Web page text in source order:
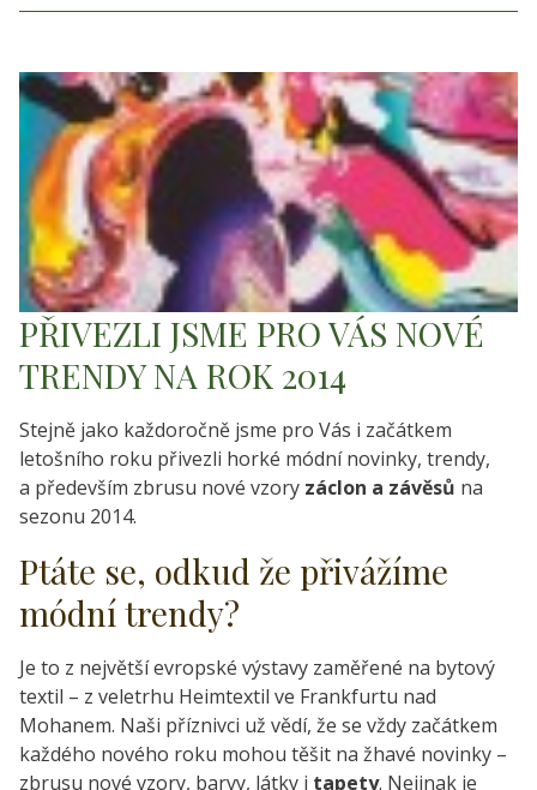
PŘIVEZLI JSME PRO VÁS NOVÉ
TRENDY NA ROK 2014
Stejně jako každoročně jsme pro Vás i začátkem
letošního roku přivezli horké módní novinky, trendy,
a především zbrusu nové vzory záclon a závěsů na
sezonu 2014.
Ptáte se, odkud že přivážíme
módní trendy?
Je to z největší evropské výstavy zaměřené na bytový
textil – z veletrhu Heimtextil ve Frankfurtu nad
Mohanem. Naši příznivci už vědí, že se vždy začátkem
každého nového roku mohou těšit na žhavé novinky –
zbrusu nové vzory, barvy, látky i tapety. Nejinak je